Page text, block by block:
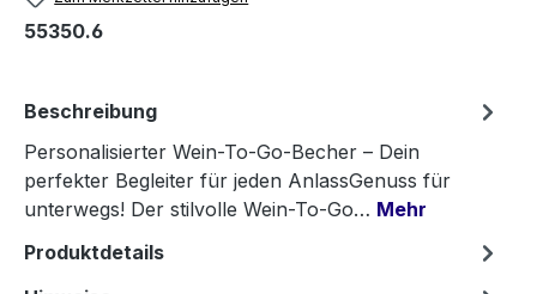
55350.6
Beschreibung
Personalisierter Wein-To-Go-Becher – Dein
perfekter Begleiter für jeden AnlassGenuss für
unterwegs! Der stilvolle Wein-To-Go… Mehr
Produktdetails